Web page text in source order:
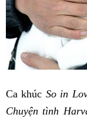
Ca khúc So in
Chuyện tình